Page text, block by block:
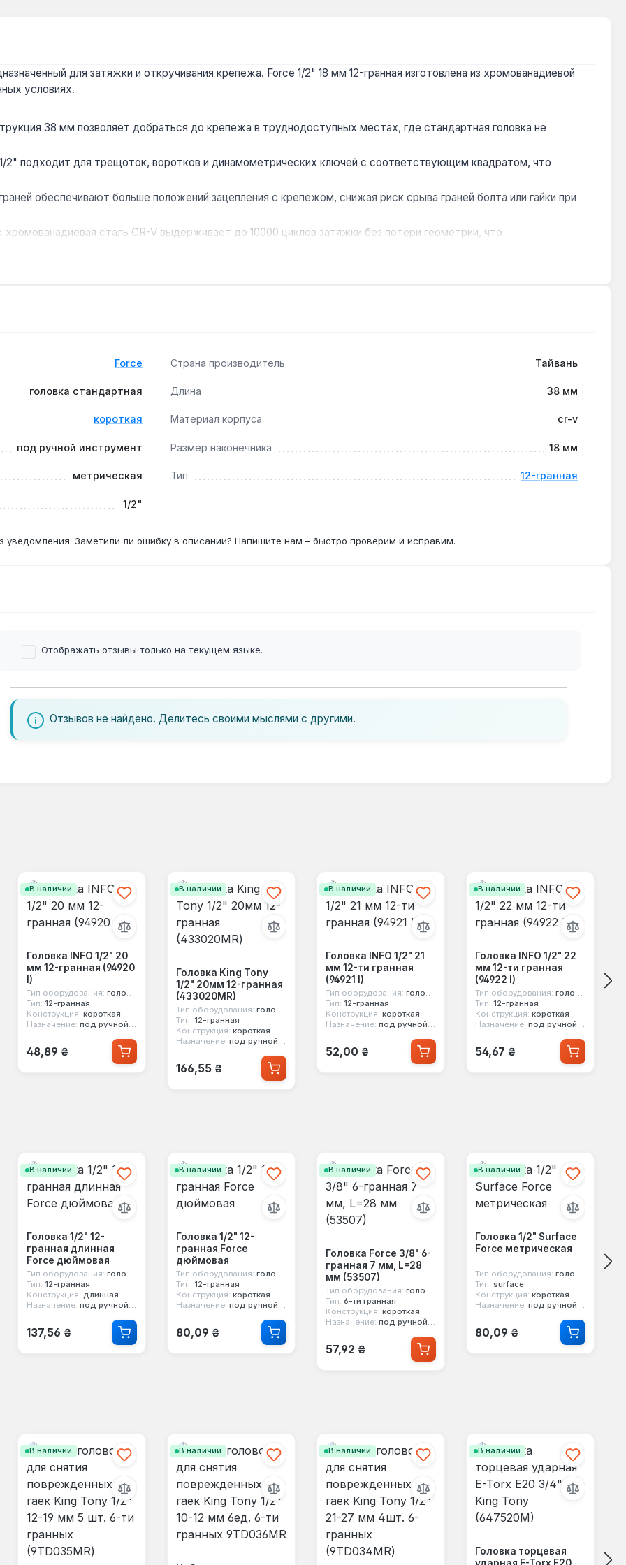
для затяжки и откручивания крепежа. Force 1/2" 18 мм 12-гранная изготовлена из хромованадиевой
условиях.
38 мм позволяет добраться до крепежа в труднодоступных местах, где стандартная головка не
2" подходит для трещоток, воротков и динамометрических ключей с соответствующим квадратом, что
обеспечивают больше положений зацепления с крепежом, снижая риск срыва граней болта или гайки при
хромованадиевая сталь CR-V выдерживает до 10000 циклов затяжки без потери геометрии, что
и ремонтных работ в условиях ограниченного пространства — в моторных отсеках, под капотами, в
Force Страна производитель Тайвань
головка стандартная Длина 38 мм
короткая Материал корпуса cr-v
под ручной инструмент Размер наконечника 18 мм
метрическая Тип 12-гранная
1/2"
уведомления. Заметили ли ошибку в описании? Напишите нам – быстро проверим и исправим.
Отображать отзывы только на текущем языке.
Отзывов не найдено. Делитесь своими мыслями с другими.
В наличии
Головка INFO 1/2" 20
мм 12-гранная (94920
I)
Тип оборудования: головка стандартная
Тип: 12-гранная
Конструкция: короткая
Назначение: под ручной инструмент
Обычная цена:
48,89 ₴
В наличии
Головка King Tony
1/2" 20мм 12-гранная
(433020MR)
Тип оборудования: головка стандартная
Тип: 12-гранная
Конструкция: короткая
Назначение: под ручной инструмент
Обычная цена:
166,55 ₴
В наличии
Головка INFO 1/2" 21
мм 12-ти гранная
(94921 I)
Тип оборудования: головка стандартная
Тип: 12-гранная
Конструкция: короткая
Назначение: под ручной инструмент
Обычная цена:
52,00 ₴
В наличии
Головка INFO 1/2" 22
мм 12-ти гранная
(94922 I)
Тип оборудования: головка стандартная
Тип: 12-гранная
Конструкция: короткая
Назначение: под ручной инструмент
Обычная цена:
54,67 ₴
В наличии
Головка 1/2" 12-
гранная длинная
Force дюймовая
Тип оборудования: головка стандартная
Тип: 12-гранная
Конструкция: длинная
Назначение: под ручной инструмент
Обычная цена:
137,56 ₴
В наличии
Головка 1/2" 12-
гранная Force
дюймовая
Тип оборудования: головка стандартная
Тип: 12-гранная
Конструкция: короткая
Назначение: под ручной инструмент
Обычная цена:
80,09 ₴
В наличии
Головка Force 3/8" 6-
гранная 7 мм, L=28
мм (53507)
Тип оборудования: головка стандартная
Тип: 6-ти гранная
Конструкция: короткая
Назначение: под ручной инструмент
Обычная цена:
57,92 ₴
В наличии
Головка 1/2" Surface
Force метрическая
Тип оборудования: головка стандартная
Тип: surface
Конструкция: короткая
Назначение: под ручной инструмент
Обычная цена:
80,09 ₴
В наличии В наличии В наличии В наличии
Головка торцевая
ударная E-Torx E20